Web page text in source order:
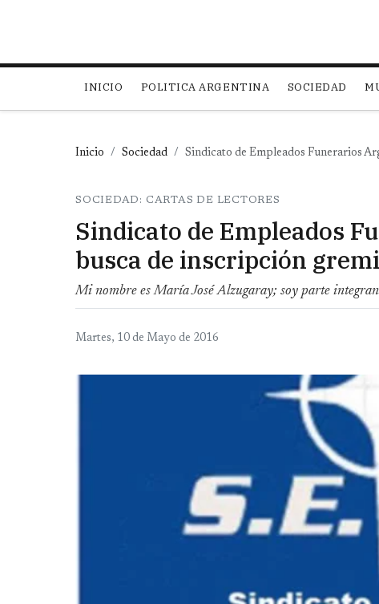
INICIO POLITICA ARGENTINA SOCIEDAD
Inicio Sociedad Sindicato de Empleados Funerarios
SOCIEDAD: CARTAS DE LECTORES
Sindicato de Empleados
busca de inscripción
Mi nombre es María José Alzugaray; soy parte
Martes, 10 de Mayo de 2016